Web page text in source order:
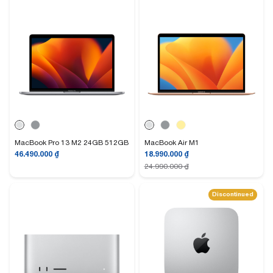
việc chuyên nghiệp.
Màn hình và thiết kế bên ngoài
Về phần màn hình, MacBook Pro 14″ có viền màn hình mỏng hơn trước
phần notch, điều này cũng tạo cho MacBook Pro một nét đặt trưng riêng.
MacBook Pro 13 M2 24GB 512GB
46.490.000 ₫
MacBook Air M1
18.990.000 ₫
24.990.000₫
Discontinued